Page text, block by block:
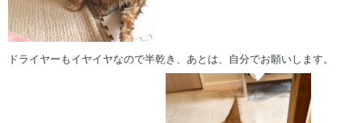
ドライヤーもイヤイヤなので半乾き、あとは、自分でお願いします。